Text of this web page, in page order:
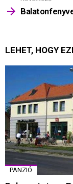
LEHET, HOGY
PANZIÓ